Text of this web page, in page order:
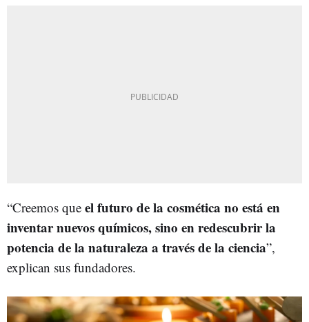
“Creemos que el futuro de la cosmética no está en
inventar nuevos químicos, sino en redescubrir la
potencia de la naturaleza a través de la ciencia”,
explican sus fundadores.